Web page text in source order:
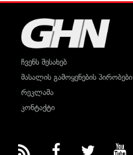
ჩვენს შესახებ
მასალის გამოყენების პირობები
რეკლამა
კონტაქტი